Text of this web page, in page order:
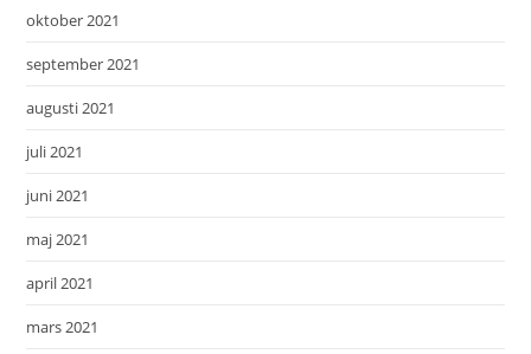
oktober 2021
september 2021
augusti 2021
juli 2021
juni 2021
maj 2021
april 2021
mars 2021